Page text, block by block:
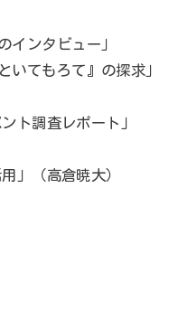
インタビュー」
いてもろて』の探求」
ト調査レポート」
」（高倉暁大）